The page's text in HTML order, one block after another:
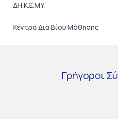
ΔΗ.Κ.Ε.ΜΥ.
Κέντρο Δια Βίου Μάθησης
Γρήγοροι